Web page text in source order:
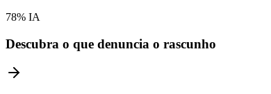
78% IA
Descubra o que denuncia o rascunho